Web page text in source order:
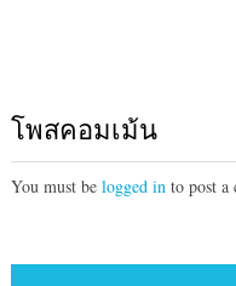
โพสคอมเม้น
You must be logged in to post a